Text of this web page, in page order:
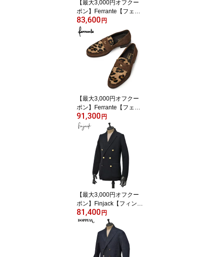
【最大3,000円オフクー
ポン】Ferrante【フェラ
ンテ】シングルモンクス
トラップローファー SIR
ENA ETON CAMOSICO
RASTY NERO 010 スエ
ード エンボスカーフ ブ
83,600 円
【最大3,000円オフクー
ポン】Ferrante【フェラ
ンテ】コンビコインロー
ファー MARE ETON CA
MOSICO CAVALLINI TA
RTUFO LEOPARDO SO
MALIA 010 スエード ハ
ラコ トリュフブラウン
レオパード
91,300 円
【最大3,000円オフクー
ポン】Finjack【フィンジ
ャック】ダブルニットジ
ャケット FGD2 G FULL
MILANO C BLU ミラノリ
ブコットン ネイビー
81,400 円